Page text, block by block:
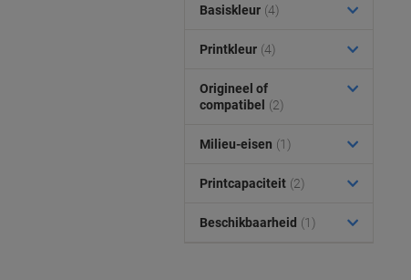
Basiskleur (4)
Printkleur (4)
Origineel of
compatibel
(2)
Milieu-eisen (1)
Printcapaciteit (2)
Beschikbaarheid (1)